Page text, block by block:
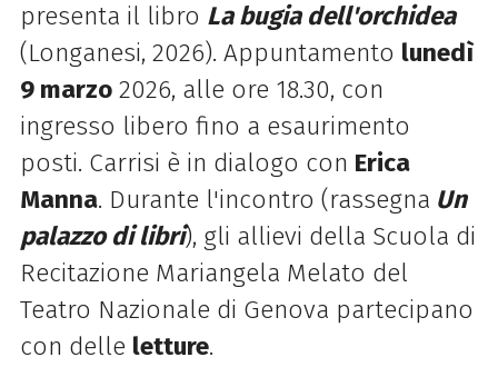
presenta il libro La bugia dell'orchidea
(Longanesi, 2026). Appuntamento lunedì
9 marzo2026, alle ore 18.30, con
ingresso libero fino a esaurimento
posti. Carrisi è in dialogo con Erica
Manna. Durante l'incontro (rassegna Un
palazzo di libri), gli allievi della Scuola di
Recitazione Mariangela Melato del
Teatro Nazionale di Genova partecipano
con delle letture.